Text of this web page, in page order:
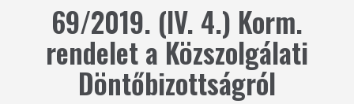
69/2019. (IV. 4.) Korm.
rendelet a Közszolgálati
Döntőbizottságról